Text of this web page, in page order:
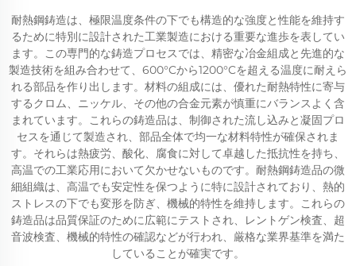
耐熱鋼鋳造は、極限温度条件の下でも構造的な強度と性能を維持す
るために特別に設計された工業製造における重要な進歩を表してい
ます。この専門的な鋳造プロセスでは、精密な冶金組成と先進的な
製造技術を組み合わせて、600°Cから1200°Cを超える温度に耐えら
れる部品を作り出します。材料の組成には、優れた耐熱特性に寄与
するクロム、ニッケル、その他の合金元素が慎重にバランスよく含
まれています。これらの鋳造品は、制御された流し込みと凝固プロ
セスを通じて製造され、部品全体で均一な材料特性が確保されま
す。それらは熱疲労、酸化、腐食に対して卓越した抵抗性を持ち、
高温での工業応用において欠かせないものです。耐熱鋼鋳造品の微
細組織は、高温でも安定性を保つように特に設計されており、熱的
ストレスの下でも変形を防ぎ、機械的特性を維持します。これらの
鋳造品は品質保証のために広範にテストされ、レントゲン検査、超
音波検査、機械的特性の確認などが行われ、厳格な業界基準を満た
していることが確実です。